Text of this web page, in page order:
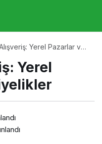
Alışveriş: Yerel Pazarlar ve
Yerel
Pazarlar ve